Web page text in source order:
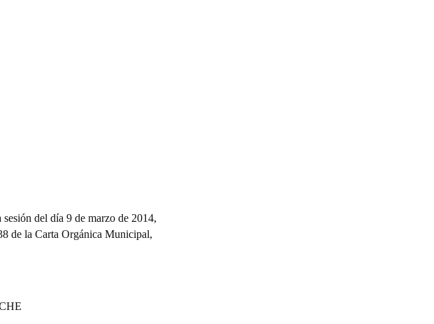
del día 9 de marzo de 2014,
de la Carta Orgánica Municipal,